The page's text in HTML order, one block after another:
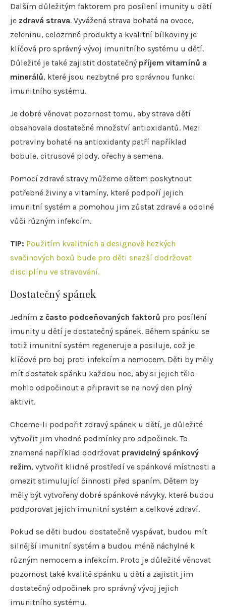
Dalším důležitým faktorem pro posílení imunity u dětí
je zdravá strava. Vyvážená strava bohatá na ovoce,
zeleninu, celozrnné produkty a kvalitní bílkoviny je
klíčová pro správný vývoj imunitního systému u dětí.
Důležité je také zajistit dostatečný příjem vitamínů a
minerálů, které jsou nezbytné pro správnou funkci
imunitního systému.
Je dobré věnovat pozornost tomu, aby strava dětí
obsahovala dostatečné množství antioxidantů. Mezi
potraviny bohaté na antioxidanty patří například
bobule, citrusové plody, ořechy a semena.
Pomocí zdravé stravy můžeme dětem poskytnout
potřebné živiny a vitamíny, které podpoří jejich
imunitní systém a pomohou jim zůstat zdravé a odolné
vůči různým infekcím.
TIP: Použitím kvalitních a designově hezkých
svačinových boxů bude pro děti snazší dodržovat
disciplínu ve stravování.
Dostatečný spánek
Jedním z často podceňovaných faktorů pro posílení
imunity u dětí je dostatečný spánek. Během spánku se
totiž imunitní systém regeneruje a posiluje, což je
klíčové pro boj proti infekcím a nemocem. Děti by měly
mít dostatek spánku každou noc, aby si jejich tělo
mohlo odpočinout a připravit se na nový den plný
aktivit.
Chceme-li podpořit zdravý spánek u dětí, je důležité
vytvořit jim vhodné podmínky pro odpočinek. To
znamená například dodržovat pravidelný spánkový
režim, vytvořit klidné prostředí ve spánkové místnosti a
omezit stimulující činnosti před spaním. Dětem by
měly být vytvořeny dobré spánkové návyky, které budou
podporovat jejich imunitní systém a celkové zdraví.
Pokud se děti budou dostatečně vyspávat, budou mít
silnější imunitní systém a budou méně náchylné k
různým nemocem a infekcím. Proto je důležité věnovat
pozornost také kvalitě spánku u dětí a zajistit jim
dostatečný odpočinek pro správný vývoj jejich
imunitního systému.